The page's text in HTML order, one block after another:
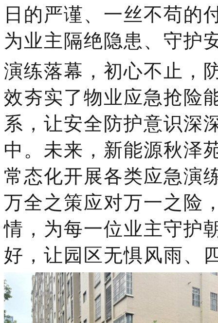
日的严谨、一丝不苟的
为业主隔绝隐患、守护
演练落幕，初心不止，
效夯实了物业应急抢险
系，让安全防护意识深
中。未来， 新能源秋泽
常态化开展各类应急演
万全之策应对万一之险
情，为每一位业主守护
好，让园区无惧风雨、